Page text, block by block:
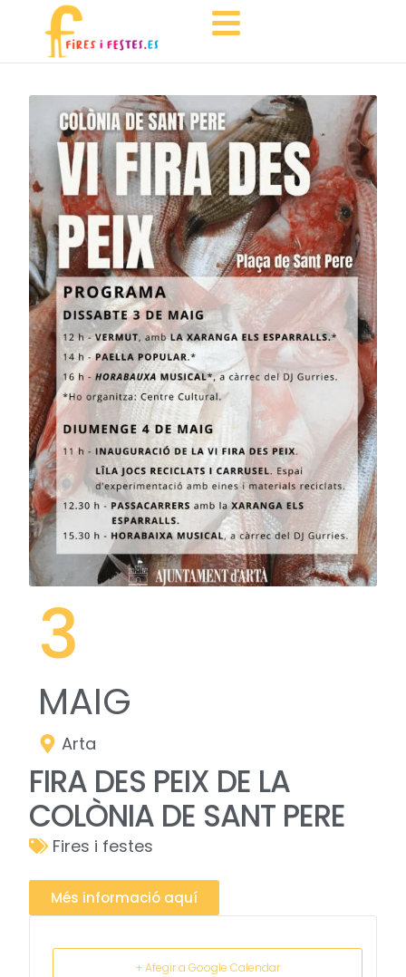
3
MAIG
Arta
FIRA DES PEIX DE LA
COLÒNIA DE SANT PERE
Fires i festes
Més informació aquí
+ Afegir a Google Calendar